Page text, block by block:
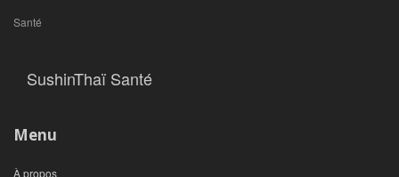
Santé
SushinThaï Santé
Menu
À propos